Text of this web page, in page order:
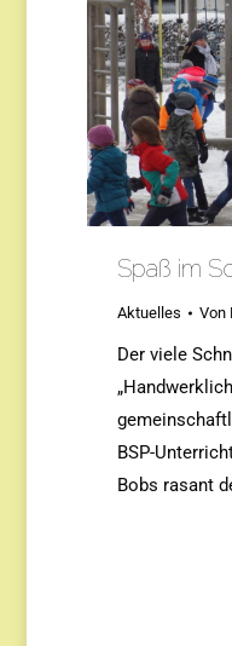
Spaß im
Aktuelles Von
Der viele
BSP-
Bobs rasant